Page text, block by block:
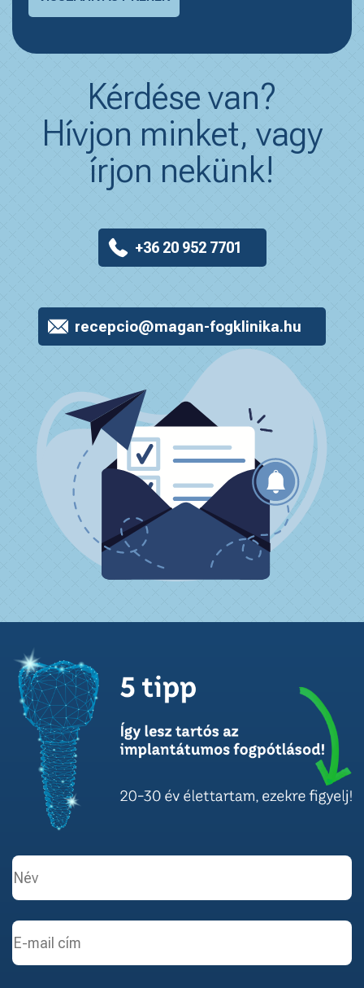
Kérdése van?
Hívjon minket, vagy
írjon nekünk!
+36 20 952 7701
recepcio@magan-fogklinika.hu